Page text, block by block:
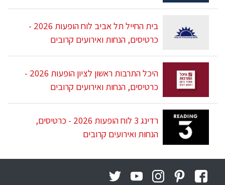
בית החייל תל אביב לוח הופעות 2026 -
כרטיסים, הנחות ואירועים קרובים
היכל התרבות ראשון לציון הופעות 2026 -
כרטיסים, הנחות ואירועים קרובים
רדינג 3 לוח הופעות 2026 - כרטיסים,
הנחות ואירועים קרובים